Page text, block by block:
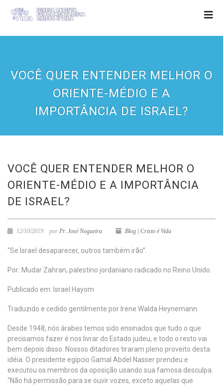
VOCÊ QUER ENTENDER MELHOR O
ORIENTE-MÉDIO E A
IMPORTÂNCIA DE ISRAEL?
VOCÊ QUER ENTENDER MELHOR O
ORIENTE-MÉDIO E A IMPORTÂNCIA
DE ISRAEL?
12/10/2019 por Pr. José Nogueira Blog | Cristo é Vida
“Se Israel desaparecer, outros também irão”.
Por: Mudar Zahran, palestino jordaniano radicado no Reino Unido.
Publicado em: Israel Hayom
Traduzido e cedido gentilmente por Irene Walda Heynemann
Desde 1948, nós árabes temos sido ensinados que tudo o que
precisamos fazer é nos livrar do Estado judeu, e todo o resto vai
bem depois disso. Nossos ditadores tiraram pleno proveito desta
idéia. O presidente egípcio Gamal Abdel Nasser prendeu e
executou os membros da oposição usando sua famosa desculpa:
“Não há permissão para se ouvir vozes, exceto aquelas que